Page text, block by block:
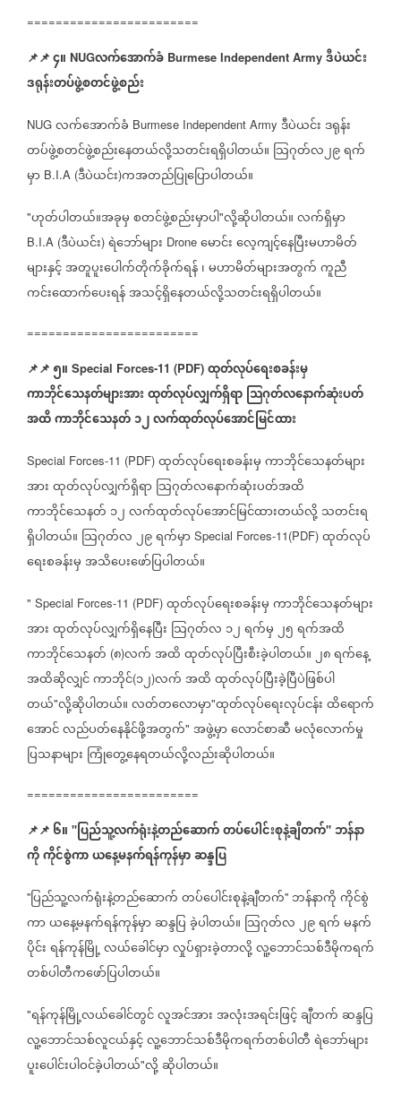
========================
📌📌၄။ NUGလက်အောက်ခံ Burmese Independent Army ဒီပဲယင်း
ဒရုန်းတပ်ဖွဲ့စတင်ဖွဲ့စည်း
NUG လက်အောက်ခံ Burmese Independent Army ဒီပဲယင်းဒရုန်း
တပ်ဖွဲ့စတင်ဖွဲ့စည်းနေတယ်လို့သတင်းရရှိပါတယ်။ သြဂုတ်လ၂၉ရက်
မှာ B.I.A (ဒီပဲယင်း)ကအတည်ပြုပြောပါတယ်။
"ဟုတ်ပါတယ်။အခုမှစတင်ဖွဲ့စည်းမှာပါ"လို့ဆိုပါတယ်။လက်ရှိမှာ
B.I.A (ဒီပဲယင်း) ရဲဘော်များ Drone မောင်းလေ့ကျင့်နေပြီးမဟာမိတ်
များနှင့်အတူပူးပေါက်တိုက်ခိုက်ရန်၊မဟာမိတ်များအတွက်ကူညီ
ကင်းထောက်ပေးရန်အသင့်ရှိနေတယ်လို့သတင်းရရှိပါတယ်။
========================
📌📌၅။ Special Forces-11 (PDF) ထုတ်လုပ်ရေးစခန်းမှ
ကာဘိုင်သေနတ်များအားထုတ်လုပ်လျှက်ရှိရာသြဂုတ်လနောက်ဆုံးပတ်
အထိကာဘိုင်သေနတ်၁၂လက်ထုတ်လုပ်အောင်မြင်ထား
Special Forces-11 (PDF) ထုတ်လုပ်ရေးစခန်းမှကာဘိုင်သေနတ်များ
အားထုတ်လုပ်လျှက်ရှိရာသြဂုတ်လနောက်ဆုံးပတ်အထိ
ကာဘိုင်သေနတ် ၁၂လက်ထုတ်လုပ်အောင်မြင်ထားတယ်လို့သတင်းရ
ရှိပါတယ်။ သြဂုတ်လ၂၉ရက်မှာ Special Forces-11(PDF) ထုတ်လုပ်
ရေးစခန်းမှအသိပေးဖော်ပြပါတယ်။
" Special Forces-11 (PDF) ထုတ်လုပ်ရေးစခန်းမှကာဘိုင်သေနတ်များ
အားထုတ်လုပ်လျှက်ရှိနေပြီး သြဂုတ်လ ၁၂ရက်မှ၂၅ရက်အထိ
ကာဘိုင်သေနတ် (၈)လက်အထိထုတ်လုပ်ပြီးစီးခဲ့ပါတယ်။၂၈ရက်နေ့
အထိဆိုလျှင်ကာဘိုင်(၁၂)လက်အထိထုတ်လုပ်ပြီးခဲ့ပြီပဲဖြစ်ပါ
တယ်"လို့ဆိုပါတယ်။လတ်တလောမှာ"ထုတ်လုပ်ရေးလုပ်ငန်းထိရောက်
အောင်လည်ပတ်နေနိုင်ဖို့အတွက်" အဖွဲ့မှာလောင်စာဆီမလုံလောက်မှု
ပြသနာများ ကြုံတွေ့နေရတယ်လို့လည်းဆိုပါတယ်။
========================
📌📌၆။ ''ပြည်သူ့လက်ရုံးနဲ့တည်ဆောက်တပ်ပေါင်းစုနဲ့ချီတက်'' ဘန်နာ
ကိုကိုင်စွဲကာယနေ့မနက်ရန်ကုန်မှာဆန္ဒပြ
''ပြည်သူ့လက်ရုံးနဲ့တည်ဆောက်တပ်ပေါင်းစုနဲ့ချီတက်'' ဘန်နာကိုကိုင်စွဲ
ကာယနေ့မနက်ရန်ကုန်မှာဆန္ဒပြခဲ့ပါတယ်။ သြဂုတ်လ၂၉ရက်မနက်
ပိုင်းရန်ကုန်မြို့လယ်ခေါင်မှာလှုပ်ရှားခဲ့တာလို့လူ့ဘောင်သစ်ဒီမိုကရက်
တစ်ပါတီကဖော်ပြပါတယ်။
"ရန်ကုန်မြို့လယ်ခေါင်တွင်လူအင်အားအလုံးအရင်းဖြင့်ချီတက်ဆန္ဒပြ
လူ့ဘောင်သစ်လူငယ်နှင့်လူ့ဘောင်သစ်ဒီမိုကရက်တစ်ပါတီရဲဘော်များ
ပူးပေါင်းပါဝင်ခဲ့ပါတယ်"လို့ဆိုပါတယ်။